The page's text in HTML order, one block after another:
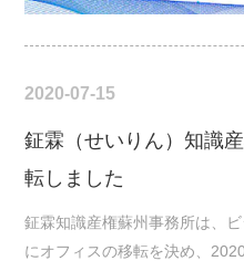
2020-07-15
鉦霖（せいりん）知識
転しました
鉦霖知識産権蘇州事務所は、
にオフィスの移転を決め、